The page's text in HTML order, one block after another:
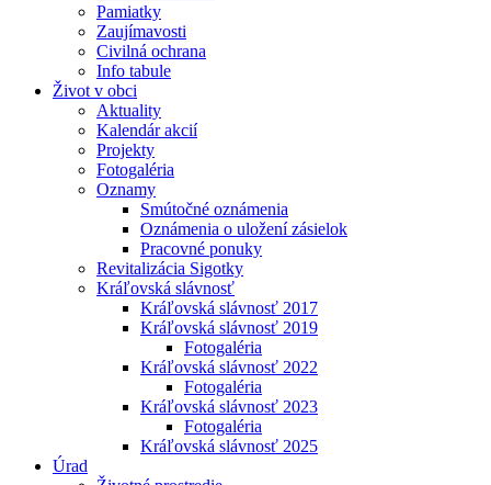
Pamiatky
Zaujímavosti
Civilná ochrana
Info tabule
Život v obci
Aktuality
Kalendár akcií
Projekty
Fotogaléria
Oznamy
Smútočné oznámenia
Oznámenia o uložení zásielok
Pracovné ponuky
Revitalizácia Sigotky
Kráľovská slávnosť
Kráľovská slávnosť 2017
Kráľovská slávnosť 2019
Fotogaléria
Kráľovská slávnosť 2022
Fotogaléria
Kráľovská slávnosť 2023
Fotogaléria
Kráľovská slávnosť 2025
Úrad